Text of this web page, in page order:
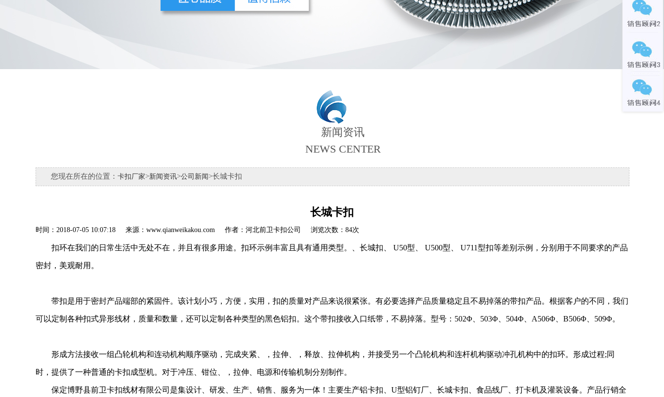
新闻资讯
NEWS CENTER
您现在所在的位置： 卡扣厂家>新闻资讯>公司新闻>长城卡扣
长城卡扣
时间：2018-07-05 10:07:18 来源：www.qianweikakou.com 作者：河北前卫卡扣公司 浏览次数：84次
扣环在我们的日常生活中无处不在，并且有很多用途。扣环示例丰富且具有通用类型。、长城扣、 U50型、 U500型、 U711型扣等差别示例，分别用于不同要求的产品
密封，美观耐用。
带扣是用于密封产品端部的紧固件。该计划小巧，方便，实用，扣的质量对产品来说很紧张。有必要选择产品质量稳定且不易掉落的带扣产品。根据客户的不同，我们
可以定制各种扣式异形线材，质量和数量，还可以定制各种类型的黑色铝扣。这个带扣接收入口纸带，不易掉落。型号：502Φ、503Φ、504Φ、A506Φ、B506Φ、509Φ。
形成方法接收一组凸轮机构和连动机构顺序驱动，完成夹紧、，拉伸、，释放、拉伸机构，并接受另一个凸轮机构和连杆机构驱动冲孔机构中的扣环。形成过程;同
时，提供了一种普通的卡扣成型机。对于冲压、钳位、，拉伸、电源和传输机制分别制作。
保定博野县前卫卡扣线材有限公司是集设计、研发、生产、销售、服务为一体！主要生产铝卡扣、U型铝钉厂、长城卡扣、食品线厂、打卡机及灌装设备。产品行销全